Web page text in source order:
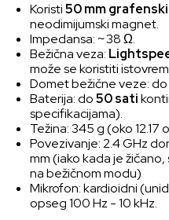
Koristi50 mm
neodimijumski magnet.
Impedansa: ~ 38 Ω.
Bežična veza:
može se koristiti
Domet bežične veze:
Baterija: do50 sati
specifikacijama).
Težina: 345 g (oko 12.17
Povezivanje: 2.4 GHz
mm (iako kada je
na bežičnom modu)
Mikrofon: kardioidni
opseg 100 Hz - 10 kHz.